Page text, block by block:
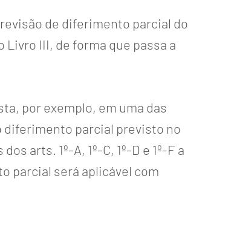
de diferimento parcial do
Livro III, de forma que passa a
por exemplo, em uma das
diferimento parcial previsto no
arts. 1º-A, 1º-C, 1º-D e 1º-F a
parcial será aplicável com